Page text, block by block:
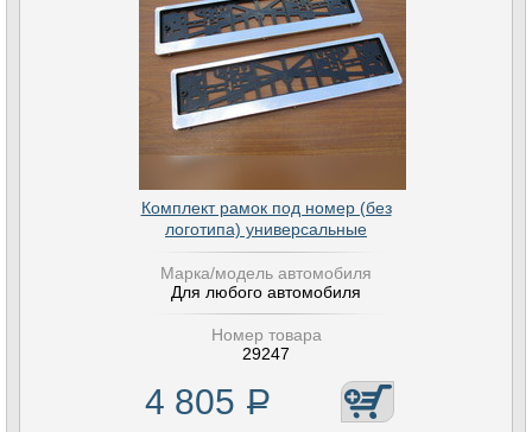
Комплект рамок под номер (без
логотипа) универсальные
Марка/модель автомобиля
Для любого автомобиля
Номер товара
29247
4 805 Р